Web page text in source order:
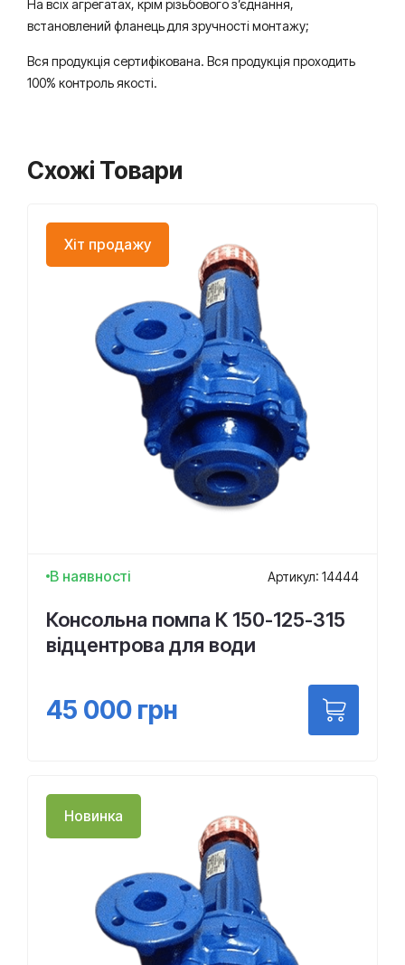
На всіх агрегатах, крім різьбового з’єднання,
встановлений фланець для зручності монтажу;
Вся продукція сертифікована. Вся продукція проходить
100% контроль якості.
Схожі Товари
Хіт продажу
В наявності Артикул: 14444
Консольна помпа К 150-125-315
відцентрова для води
45 000 грн
Новинка